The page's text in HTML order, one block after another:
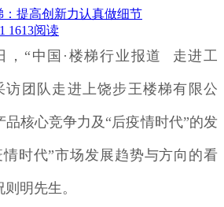
：提高创新力认真做细节
1613阅读
，“中国·楼梯行业报道 走进工
访团队走进上饶步王楼梯有限公
核心竞争力及“后疫情时代”的发
时代”市场发展趋势与方向的看
明先生。